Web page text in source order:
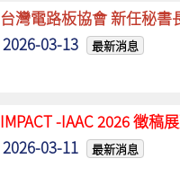
台灣電路板協會 新任秘書
2026-03-13
最新消息
IMPACT -IAAC 2026 徵稿
2026-03-11
最新消息